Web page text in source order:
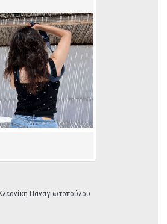
Παναγιωτοπούλου